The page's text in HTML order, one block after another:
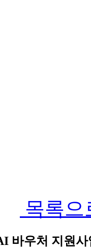
목록으
바우처 지원